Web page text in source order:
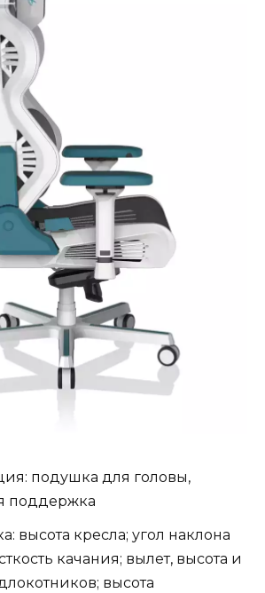
подушка для головы,
поддержка
высота кресла; угол наклона
качания; вылет, высота и
высота